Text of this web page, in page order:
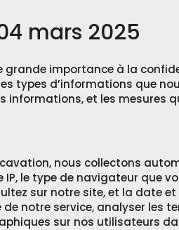
mars 2025
grande importance à la
types d’informations que
informations, et les mesures
nous collectons
le type de navigateur que
sur notre site, et la date
notre service, analyser les
sur nos utilisateurs